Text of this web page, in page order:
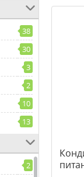
38
30
3
2
10
13
2